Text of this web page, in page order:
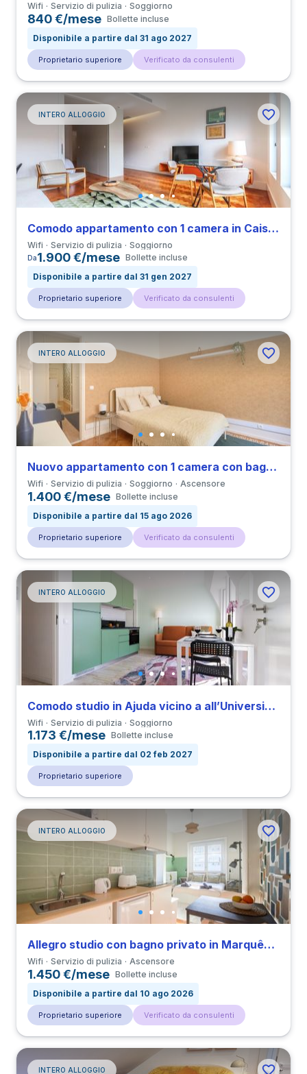
Wifi Servizio di pulizia Soggiorno
840 €/mese Bollette incluse
Disponibile a partire dal 31 ago 2027
Proprietario superiore Verificato da consulenti
INTERO ALLOGGIO
Comodo appartamento con 1 camera in Cais do Sodré
Wifi Servizio di pulizia Soggiorno
Da1.900 €/mese Bollette incluse
Disponibile a partire dal 31 gen 2027
Proprietario superiore Verificato da consulenti
INTERO ALLOGGIO
Nuovo appartamento con 1 camera con bagno privato in Marquês de Pombal
Wifi Servizio di pulizia Soggiorno Ascensore
1.400 €/mese Bollette incluse
Disponibile a partire dal 15 ago 2026
Proprietario superiore Verificato da consulenti
INTERO ALLOGGIO
Comodo studio in Ajuda vicino a all’Università FAUL
Wifi Servizio di pulizia Soggiorno
1.173 €/mese Bollette incluse
Disponibile a partire dal 02 feb 2027
Proprietario superiore
INTERO ALLOGGIO
Allegro studio con bagno privato in Marquês de Pombal
Wifi Servizio di pulizia Ascensore
1.450 €/mese Bollette incluse
Disponibile a partire dal 10 ago 2026
Proprietario superiore Verificato da consulenti
INTERO ALLOGGIO